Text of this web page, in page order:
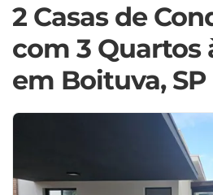
2 Casas de
com 3 Quartos
em Boituva, SP